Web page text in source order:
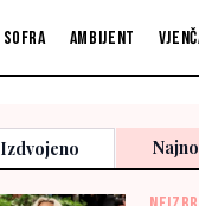
Sofra Ambijent
Izdvojeno